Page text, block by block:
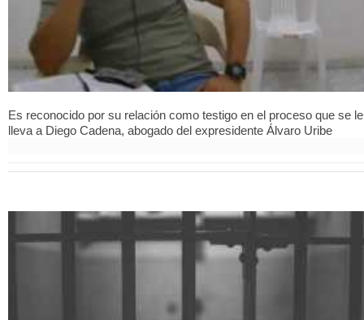
Es reconocido por su relación como testigo en el proceso que se le
lleva a Diego Cadena, abogado del expresidente Álvaro Uribe